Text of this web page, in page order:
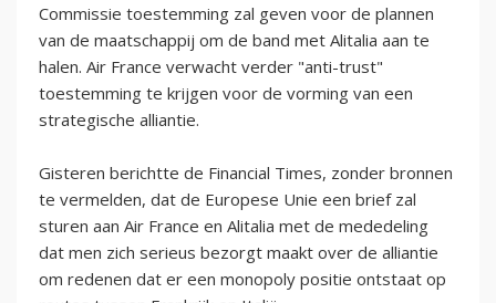
Commissie toestemming zal geven voor de plannen
van de maatschappij om de band met Alitalia aan te
halen. Air France verwacht verder "anti-trust"
toestemming te krijgen voor de vorming van een
strategische alliantie.
Gisteren berichtte de Financial Times, zonder bronnen
te vermelden, dat de Europese Unie een brief zal
sturen aan Air France en Alitalia met de mededeling
dat men zich serieus bezorgt maakt over de alliantie
om redenen dat er een monopoly positie ontstaat op